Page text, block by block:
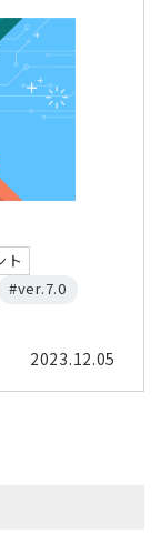
ト
#ver.7.0
2023.12.05